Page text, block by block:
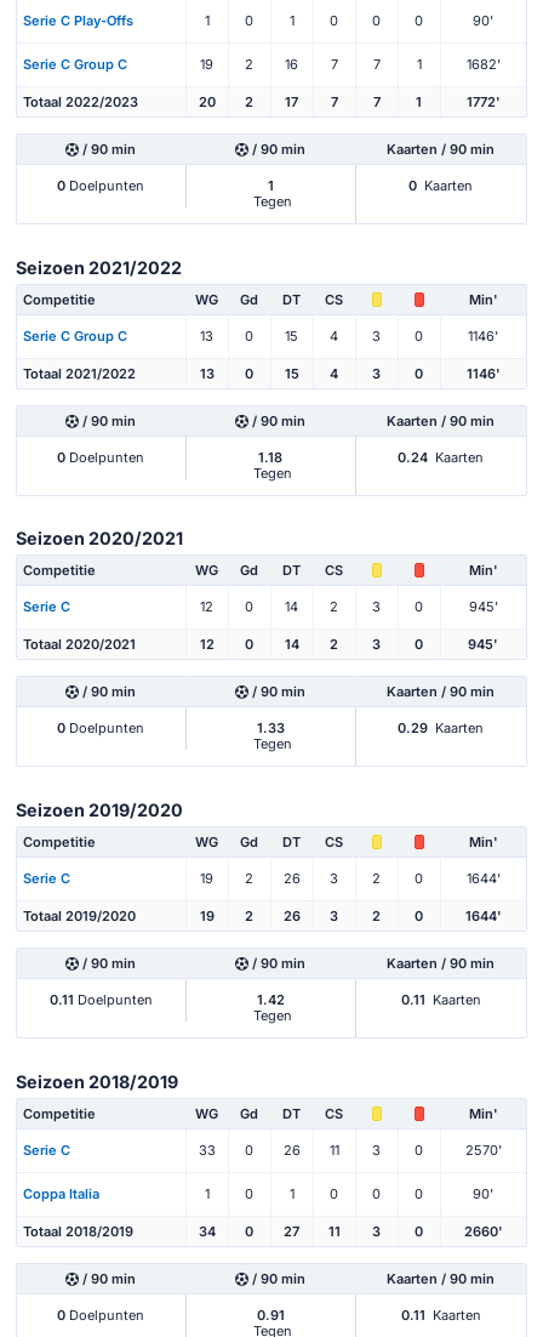
Serie C Play-Offs 1 0 1 0 0 0 90'
Serie C Group C 19 2 16 7 7 1 1682'
Totaal 2022/2023 20 2 17 7 7 1 1772'
/ 90 min / 90 min Kaarten / 90 min
0 Doelpunten
1
Tegen
0 Kaarten
Seizoen 2021/2022
Competitie WG Gd DT CS Min'
Serie C Group C 13 0 15 4 3 0 1146'
Totaal 2021/2022 13 0 15 4 3 0 1146'
/ 90 min / 90 min Kaarten / 90 min
0 Doelpunten
1.18
Tegen
0.24 Kaarten
Seizoen 2020/2021
Competitie WG Gd DT CS Min'
Serie C 12 0 14 2 3 0 945'
Totaal 2020/2021 12 0 14 2 3 0 945'
/ 90 min / 90 min Kaarten / 90 min
0 Doelpunten
1.33
Tegen
0.29 Kaarten
Seizoen 2019/2020
Competitie WG Gd DT CS Min'
Serie C 19 2 26 3 2 0 1644'
Totaal 2019/2020 19 2 26 3 2 0 1644'
/ 90 min / 90 min Kaarten / 90 min
0.11 Doelpunten
1.42
Tegen
0.11 Kaarten
Seizoen 2018/2019
Competitie WG Gd DT CS Min'
Serie C 33 0 26 11 3 0 2570'
Coppa Italia 1 0 1 0 0 0 90'
Totaal 2018/2019 34 0 27 11 3 0 2660'
/ 90 min / 90 min Kaarten / 90 min
0 Doelpunten
0.91
Tegen
0.11 Kaarten